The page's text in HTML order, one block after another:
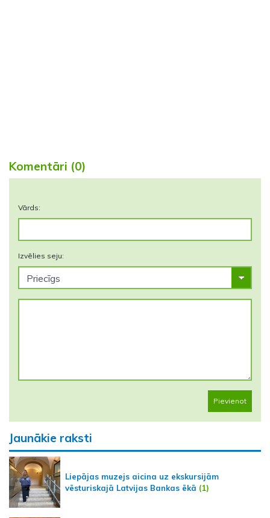
Komentāri (0)
Vārds:
Izvēlies seju:
Pievienot
Jaunākie raksti
Liepājas muzejs aicina uz ekskursijām
vēsturiskajā Latvijas Bankas ēkā (1)